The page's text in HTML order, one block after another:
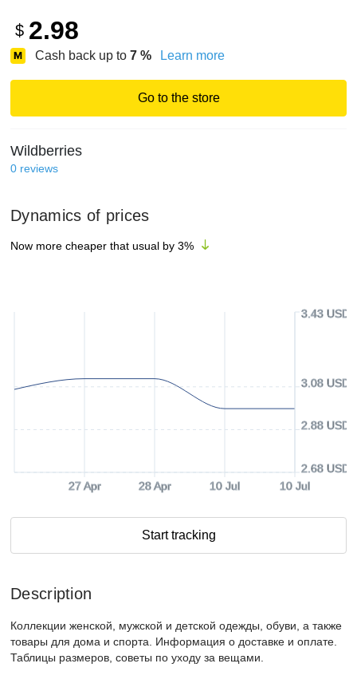
$ 2.98
Cash back up to 7 % Learn more
Go to the store
Wildberries
0 reviews
Dynamics of prices
Now more cheaper that usual by 3%
27 Apr 28 Apr 10 Jul 10 Jul
2.68 USD
2.88 USD
3.08 USD
3.43 USD
Start tracking
Description
Коллекции женской, мужской и детской одежды, обуви, а также
товары для дома и спорта. Информация о доставке и оплате.
Таблицы размеров, советы по уходу за вещами.